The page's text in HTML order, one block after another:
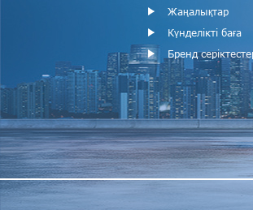
Жаңалықтар
Күнделікті баға
Бренд